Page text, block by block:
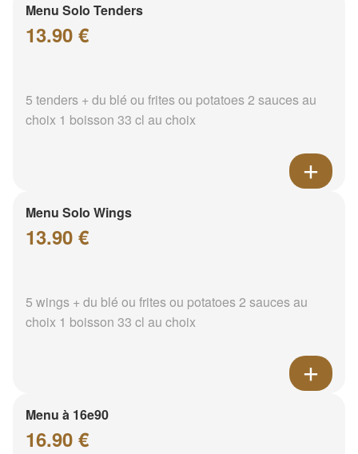
Menu Solo Tenders
13.90 €
5 tenders + du blé ou frites ou potatoes 2 sauces au
choix 1 boisson 33 cl au choix
Menu Solo Wings
13.90 €
5 wings + du blé ou frites ou potatoes 2 sauces au
choix 1 boisson 33 cl au choix
Menu à 16e90
16.90 €